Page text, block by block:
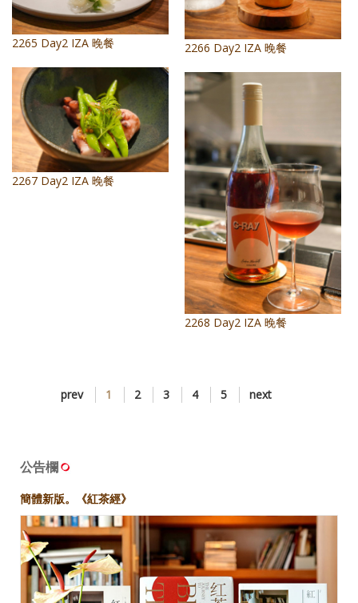
2265 Day2 IZA 晚餐 2266 Day2 IZA 晚餐
2267 Day2 IZA 晚餐
2268 Day2 IZA 晚餐
prev 1 2 3 4 5 next
公告欄
簡體新版。《紅茶經》